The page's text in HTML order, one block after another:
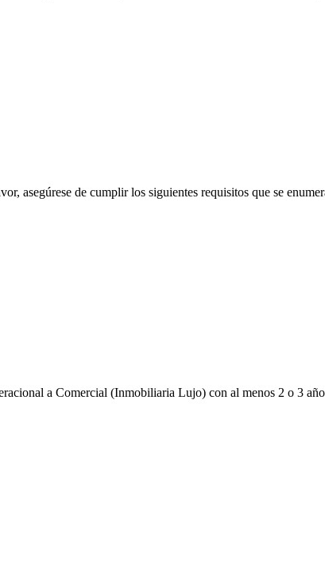
asegúrese de cumplir los siguientes requisitos que se
a Comercial (Inmobiliaria Lujo) con al menos 2 o 3